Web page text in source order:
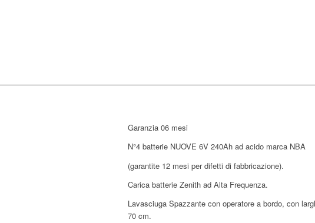
Garanzia 06 mesi
N°4 batterie NUOVE 6V 240Ah ad acido marca NBA
(garantite 12 mesi per difetti di fabbricazione).
Carica batterie Zenith ad Alta Frequenza.
Lavasciuga Spazzante con operatore a bordo, con
70 cm.